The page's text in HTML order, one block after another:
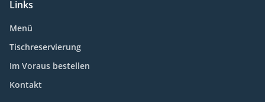
Links
Menü
Tischreservierung
Im Voraus bestellen
Kontakt